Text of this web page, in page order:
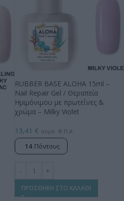
RUBBER BASE ALOHA 15ml –
Nail Repair Gel / Θεραπεία
Ημιμόνιμου με πρωτεΐνες &
χρώμα – Milky Violet
13,41 € συμπ. Φ.Π.Α
14 Πόντους
ΠΡΟΣΘΗΚΗ ΣΤΟ ΚΑΛΑΘΙ